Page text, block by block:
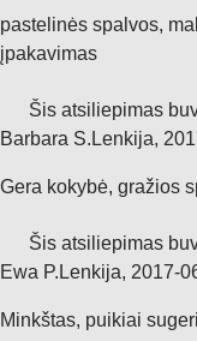
pastelinės spalvos,
įpakavimas
Šis atsiliepimas
Barbara S. Lenkija,
Gera kokybė, gražios
Šis atsiliepimas
Ewa P. Lenkija,
Minkštas, puikiai